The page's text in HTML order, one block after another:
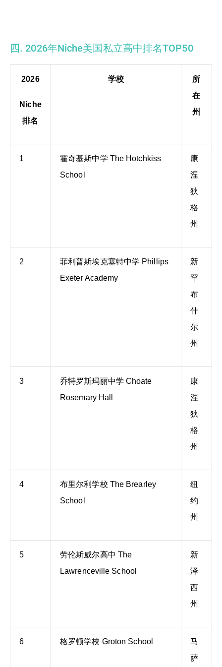
四. 2026年Niche美国私立高中排名TOP50
2026
Niche
排名
学校
所
在
州
1
霍奇基斯中学 The Hotchkiss
School
康
涅
狄
格
州
2
菲利普斯埃克塞特中学 Phillips
Exeter Academy
新
罕
布
什
尔
州
3
乔特罗斯玛丽中学 Choate
Rosemary Hall
康
涅
狄
格
州
4
布里尔利学校 The Brearley
School
纽
约
州
5
劳伦斯威尔高中 The
Lawrenceville School
新
泽
西
州
6 格罗顿学校 Groton School
马
萨